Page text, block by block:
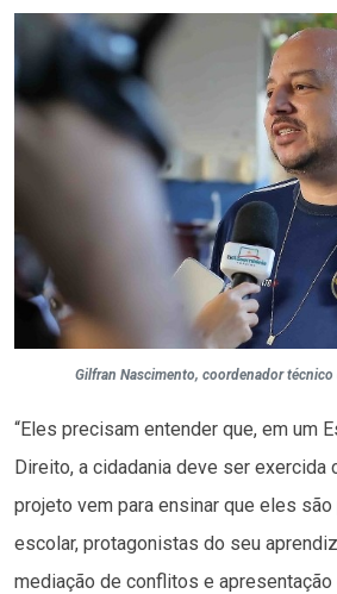
Gilfran Nascimento, coordenador técnico
“Eles precisam entender que, em um
Direito, a cidadania deve ser exercida
projeto vem para ensinar que eles
escolar, protagonistas do seu
mediação de conflitos e apresentação